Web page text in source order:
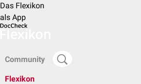
Das Flexikon
als App
Community
Flexikon